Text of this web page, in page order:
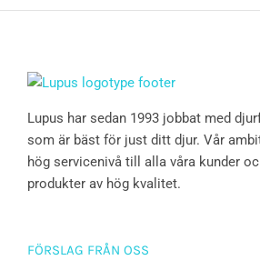
Lupus har sedan 1993 jobbat med
som är bäst för just ditt djur. Vår
hög servicenivå till alla våra kunder
produkter av hög kvalitet.
FÖRSLAG FRÅN OSS